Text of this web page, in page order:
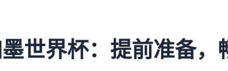
世界杯：提前准备，